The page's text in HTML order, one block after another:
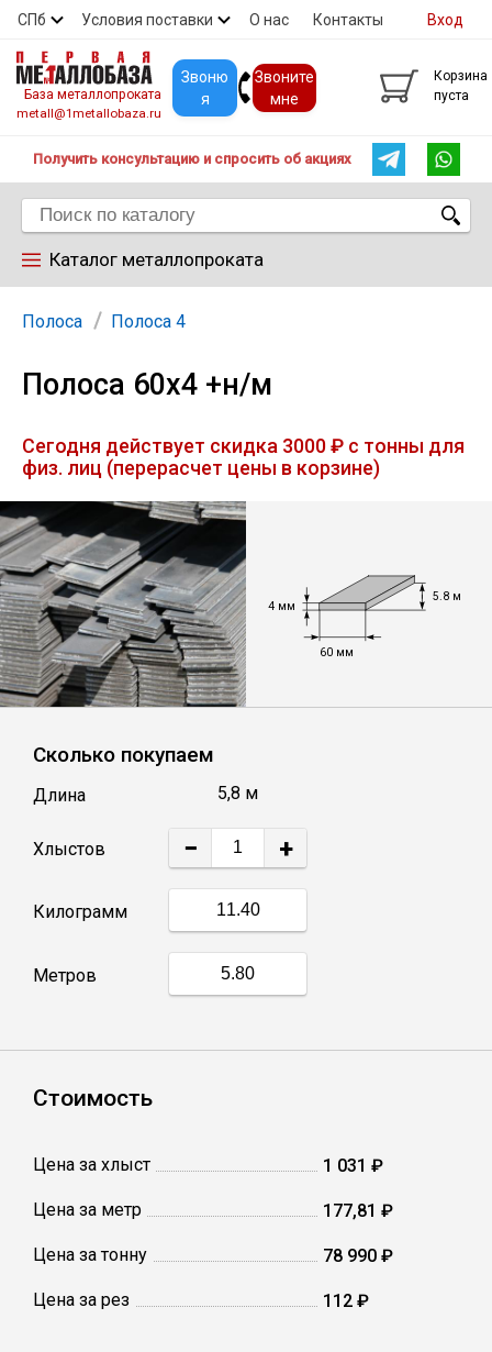
СПб Условия поставки О нас Контакты
Скидки Прайс Покупателям
Вход
База металлопроката
metall@1metallobaza.ru
Звоню
я
Звоните
мне
Корзина
пуста
Получить консультацию и спросить об акциях
Каталог металлопроката
Арматура
Труба профильная
Труба
Лист
Уголок
Балка
Швеллер
Катанка
Винтовые сваи
Столбы заборные
Сетка кладочная
Полоса Полоса 4
Полоса 60х4 +н/м
Сегодня действует скидка 3000 ₽ с тонны для
физ. лиц (перерасчет цены в корзине)
4 мм
5.8 м
60 мм
Сколько покупаем
Длина 5,8 м
Хлыстов − +
Килограмм
Метров
Стоимость
Цена за хлыст 1 031 ₽
Цена за метр 177,81 ₽
Цена за тонну 78 990 ₽
Цена за рез 112 ₽